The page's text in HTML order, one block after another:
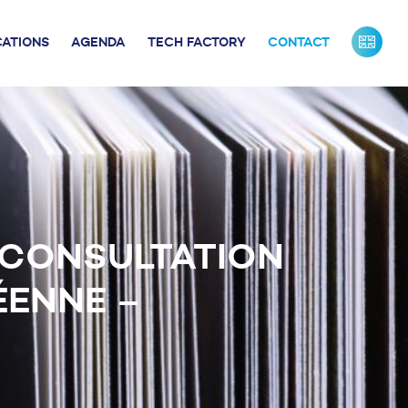
NOS PARTENAIRES NOTRE ÉQUIPE
PRESSE
AGENDA
DE FRANCE
TECH FACTORY CONTACT
–